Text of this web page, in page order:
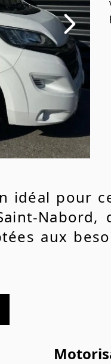
idéal pour
Nabord,
aux
est prêt